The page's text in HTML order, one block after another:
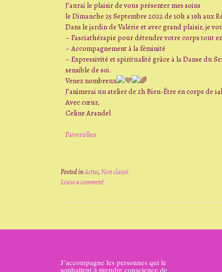
J’aurai le plaisir de vous présenter mes soins
le Dimanche 25 Septembre 2022 de 10h a 19h aux
Dans le jardin de Valérie et avec grand plaisir, je
– Fasciathérapie pour détendre votre corps tout
– Accompagnement à la féminité
– Expressivité et spiritualité grâce à la Danse du
sensible de soi.
Venez nombreux
J’animerai un atelier de 2h Bien-Être en corps de
Avec cœur,
Celine Arandel
Faverolles
Posted inActus,Non classé
Leave a comment
J’accompagne les personnes qui le
souhaitent à prendre conscience de